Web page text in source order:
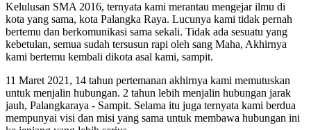
Kelulusan SMA 2016, ternyata kami merantau mengejar ilmu di
kota yang sama, kota Palangka Raya. Lucunya kami tidak pernah
bertemu dan berkomunikasi sama sekali. Tidak ada sesuatu yang
kebetulan, semua sudah tersusun rapi oleh sang Maha, Akhirnya
kami bertemu kembali dikota asal kami, sampit.
11 Maret 2021, 14 tahun pertemanan akhirnya kami memutuskan
untuk menjalin hubungan. 2 tahun lebih menjalin hubungan jarak
jauh, Palangkaraya - Sampit. Selama itu juga ternyata kami berdua
mempunyai visi dan misi yang sama untuk membawa hubungan ini